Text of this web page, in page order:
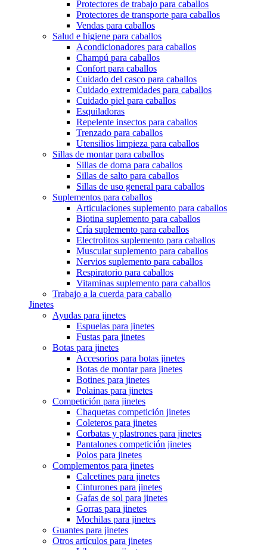
Protectores de trabajo para caballos
Protectores de transporte para caballos
Vendas para caballos
Salud e higiene para caballos
Acondicionadores para caballos
Champú para caballos
Confort para caballos
Cuidado del casco para caballos
Cuidado extremidades para caballos
Cuidado piel para caballos
Esquiladoras
Repelente insectos para caballos
Trenzado para caballos
Utensilios limpieza para caballos
Sillas de montar para caballos
Sillas de doma para caballos
Sillas de salto para caballos
Sillas de uso general para caballos
Suplementos para caballos
Articulaciones suplemento para caballos
Biotina suplemento para caballos
Cría suplemento para caballos
Electrolitos suplemento para caballos
Muscular suplemento para caballos
Nervios suplemento para caballos
Respiratorio para caballos
Vitaminas suplemento para caballos
Trabajo a la cuerda para caballo
Jinetes
Ayudas para jinetes
Espuelas para jinetes
Fustas para jinetes
Botas para jinetes
Accesorios para botas jinetes
Botas de montar para jinetes
Botines para jinetes
Polainas para jinetes
Competición para jinetes
Chaquetas competición jinetes
Coleteros para jinetes
Corbatas y plastrones para jinetes
Pantalones competición jinetes
Polos para jinetes
Complementos para jinetes
Calcetines para jinetes
Cinturones para jinetes
Gafas de sol para jinetes
Gorras para jinetes
Mochilas para jinetes
Guantes para jinetes
Otros artículos para jinetes